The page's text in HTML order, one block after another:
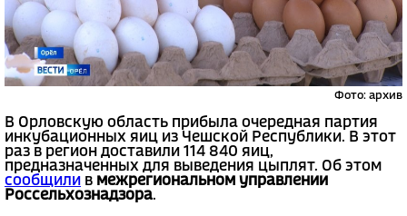
Фото: архив
В Орловскую область прибыла очередная партия
инкубационных яиц из Чешской Республики. В этот
раз в регион доставили 114 840 яиц,
предназначенных для выведения цыплят. Об этом
сообщили в межрегиональном управлении
Россельхознадзора.